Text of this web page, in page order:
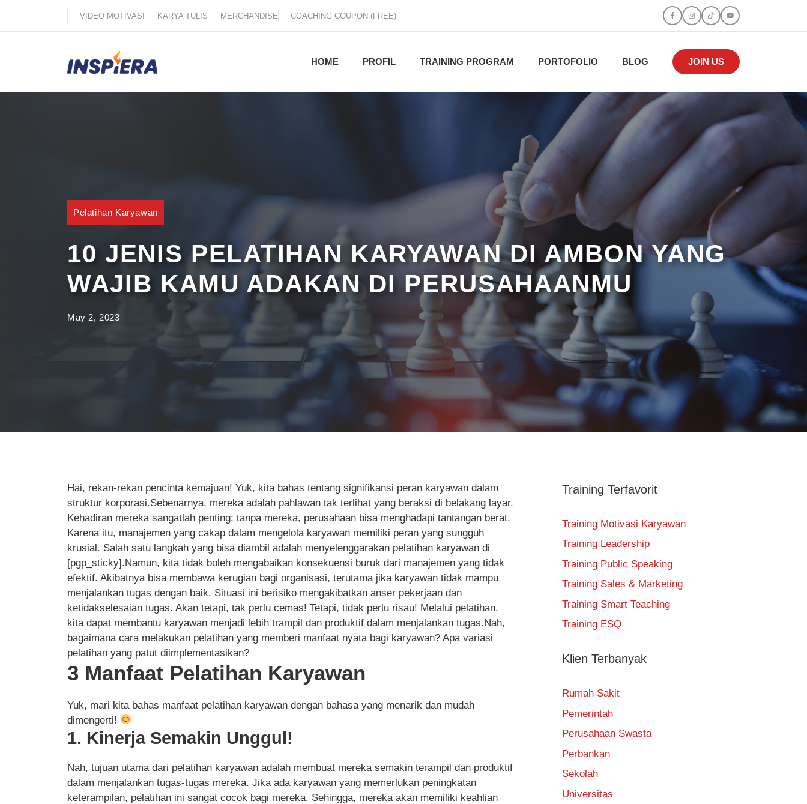
VIDEO MOTIVASI KARYA TULIS MERCHANDISE COACHING COUPON (FREE)
HOME PROFIL TRAINING PROGRAM PORTOFOLIO BLOG JOIN US
Pelatihan Karyawan
10 JENIS PELATIHAN KARYAWAN DI AMBON YANG
WAJIB KAMU ADAKAN DI PERUSAHAANMU
May 2, 2023
Hai, rekan-rekan pencinta kemajuan! Yuk, kita bahas tentang signifikansi peran karyawan dalam
struktur korporasi.Sebenarnya, mereka adalah pahlawan tak terlihat yang beraksi di belakang layar.
Kehadiran mereka sangatlah penting; tanpa mereka, perusahaan bisa menghadapi tantangan berat.
Karena itu, manajemen yang cakap dalam mengelola karyawan memiliki peran yang sungguh
krusial. Salah satu langkah yang bisa diambil adalah menyelenggarakan pelatihan karyawan di
[pgp_sticky].Namun, kita tidak boleh mengabaikan konsekuensi buruk dari manajemen yang tidak
efektif. Akibatnya bisa membawa kerugian bagi organisasi, terutama jika karyawan tidak mampu
menjalankan tugas dengan baik. Situasi ini berisiko mengakibatkan anser pekerjaan dan
ketidakselesaian tugas. Akan tetapi, tak perlu cemas! Tetapi, tidak perlu risau! Melalui pelatihan,
kita dapat membantu karyawan menjadi lebih trampil dan produktif dalam menjalankan tugas.Nah,
bagaimana cara melakukan pelatihan yang memberi manfaat nyata bagi karyawan? Apa variasi
pelatihan yang patut diimplementasikan?
3 Manfaat Pelatihan Karyawan
Yuk, mari kita bahas manfaat pelatihan karyawan dengan bahasa yang menarik dan mudah
dimengerti!
1. Kinerja Semakin Unggul!
Nah, tujuan utama dari pelatihan karyawan adalah membuat mereka semakin terampil dan produktif
dalam menjalankan tugas-tugas mereka. Jika ada karyawan yang memerlukan peningkatan
keterampilan, pelatihan ini sangat cocok bagi mereka. Sehingga, mereka akan memiliki keahlian
Training Terfavorit
Training Motivasi Karyawan
Training Leadership
Training Public Speaking
Training Sales & Marketing
Training Smart Teaching
Training ESQ
Klien Terbanyak
Rumah Sakit
Pemerintah
Perusahaan Swasta
Perbankan
Sekolah
Universitas